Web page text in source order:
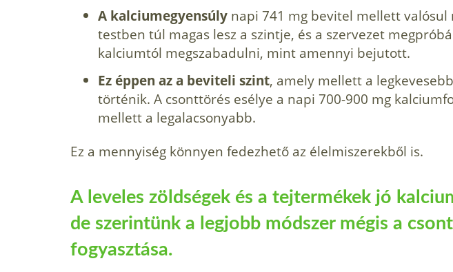
A kalciumegyensúly napi 741 mg bevitel mellett valósul
testben túl magas lesz a szintje, és a szervezet
kalciumtól megszabadulni, mint amennyi bejutott.
Ez éppen az a beviteli szint, amely mellett a
történik. A csonttörés esélye a napi 700-900 mg
mellett a legalacsonyabb.
Ez a mennyiség könnyen fedezhető az élelmiszerekből is.
A leveles zöldségek és a tejtermékek jó
de szerintünk a legjobb módszer mégis a
fogyasztása.